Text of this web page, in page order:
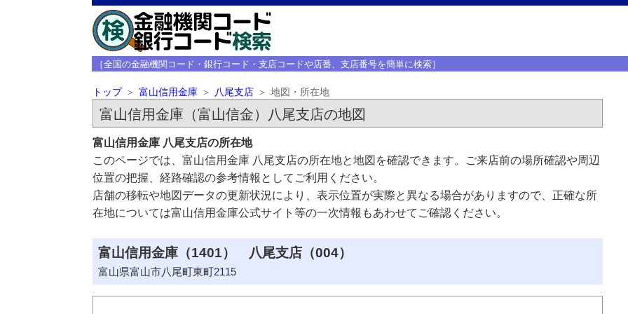
［全国の金融機関コード・銀行コード・支店コードや店番、支店番号を簡単に検索］
トップ 富山信用金庫 八尾支店 地図・所在地
富山信用金庫（富山信金）八尾支店の地図
富山信用金庫 八尾支店の所在地
このページでは、富山信用金庫 八尾支店の所在地と地図を確認できます。ご来店前の場所確認や周辺
位置の把握、経路確認の参考情報としてご利用ください。
店舗の移転や地図データの更新状況により、表示位置が実際と異なる場合がありますので、正確な所
在地については富山信用金庫公式サイト等の一次情報もあわせてご確認ください。
富山信用金庫（1401） 八尾支店（004）
富山県富山市八尾町東町2115